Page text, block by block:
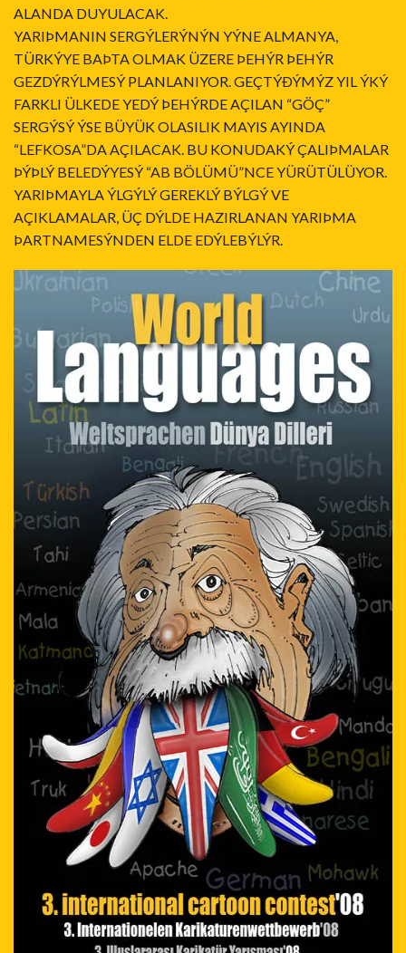
ALANDA DUYULACAK.
YARIÞMANIN SERGÝLERÝNÝN YÝNE ALMANYA,
TÜRKÝYE BAÞTA OLMAK ÜZERE ÞEHÝR ÞEHÝR
GEZDÝRÝLMESÝ PLANLANIYOR. GEÇTÝÐÝMÝZ YIL ÝKÝ
FARKLI ÜLKEDE YEDÝ ÞEHÝRDE AÇILAN “GÖÇ”
SERGÝSÝ ÝSE BÜYÜK OLASILIK MAYIS AYINDA
“LEFKOSA”DA AÇILACAK. BU KONUDAKÝ ÇALIÞMALAR
ÞÝÞLÝ BELEDÝYESÝ “AB BÖLÜMÜ”NCE YÜRÜTÜLÜYOR.
YARIÞMAYLA ÝLGÝLÝ GEREKLÝ BÝLGÝ VE
AÇIKLAMALAR, ÜÇ DÝLDE HAZIRLANAN YARIÞMA
ÞARTNAMESÝNDEN ELDE EDÝLEBÝLÝR.